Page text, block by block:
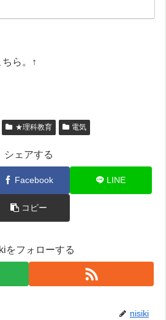
ら。↑
★理科教育 電気
シェアする
Facebook LINE
コピー
をフォローする
nisiki